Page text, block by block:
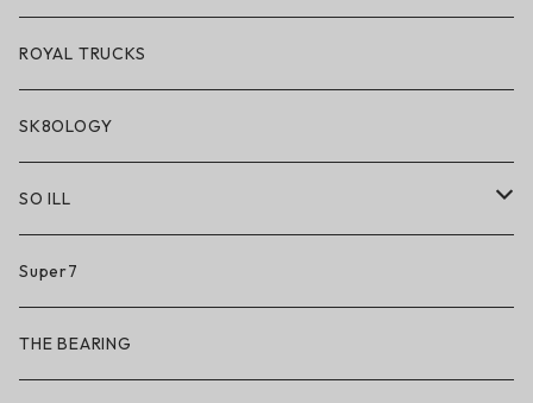
ROYAL TRUCKS
SK8OLOGY
SO ILL
So iLL
So iLL × ON THE ROAM
Super7
THE BEARING